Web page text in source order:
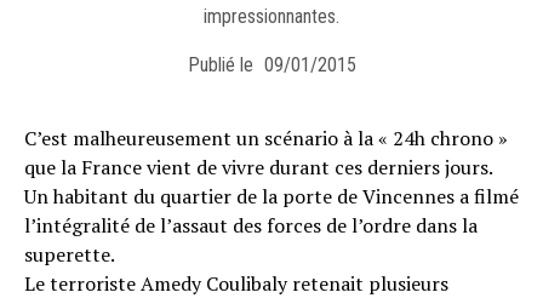
impressionnantes.
Publié le 09/01/2015
C’est malheureusement un scénario à la « 24h chrono »
que la France vient de vivre durant ces derniers jours.
Un habitant du quartier de la porte de Vincennes a filmé
l’intégralité de l’assaut des forces de l’ordre dans la
superette.
Le terroriste Amedy Coulibaly retenait plusieurs